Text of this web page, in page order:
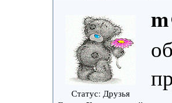
Статус: Друзья